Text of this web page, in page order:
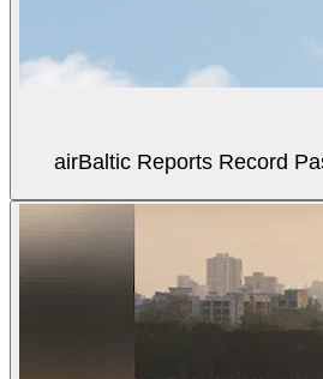
airBaltic Reports Record